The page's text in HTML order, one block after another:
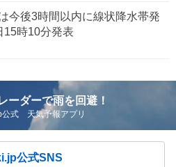
今後3時間以内に線状降水帯発
時10分発表
ーダーで雨を回避！
公式 天気予報アプリ
公式SNS